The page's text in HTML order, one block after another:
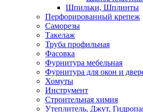
Шпильки, Шплинты
Перфорированный крепеж
Саморезы
Такелаж
Труба профильная
Фасовка
Фурнитура мебельная
Фурнитура для окон и
Хомуты
Инструмент
Строительная химия
Утеплитель, Джут,